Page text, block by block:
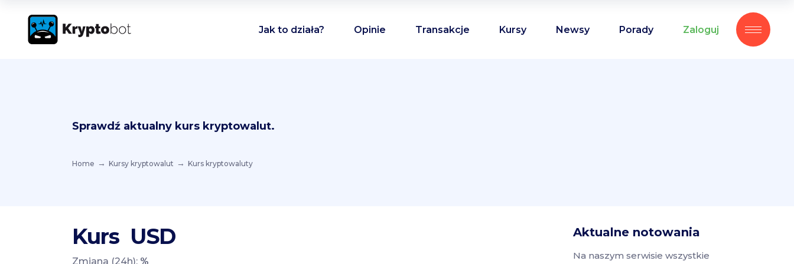
Jak to działa? Opinie Transakcje Kursy Newsy Porady Zaloguj
Sprawdź aktualny kurs kryptowalut.
Home Kursy kryptowalut Kurs kryptowaluty
Kurs USD
Zmiana (24h): %
Aktualne notowania
Na naszym serwisie wszystkie